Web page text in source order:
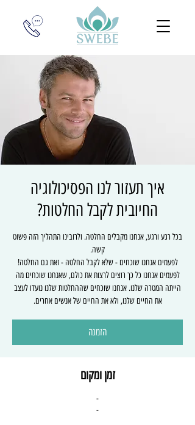
איך תעזור לנו הפסיכולוגיה
החיובית לקבל החלטות?
בכל רגע ורגע, אנחנו מקבלים החלטה. ולרובינו התהליך הזה פשוט
לפעמים אנחנו שוכחים - שלא לקבל החלטה - זאת גם החלטה!
לפעמים אנחנו כל כך רוצים לרצות את כולם, שאנחנו שוכחים מה
הייתה המטרה שלנו. אנחנו שוכחים שההחלטות שלנו נועדו לעצב
את החיים שלנו, ולא את החיים של אנשים אחרים.
הזמנה
זמן ומקום
-
-